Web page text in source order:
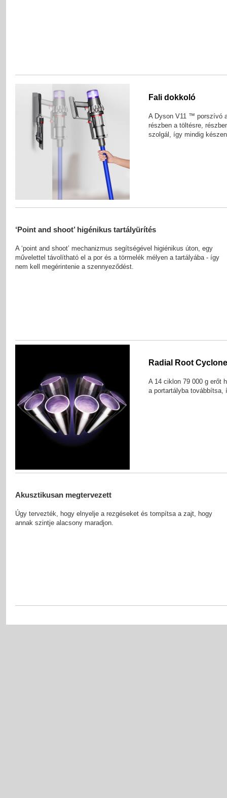
Fali dokkoló
A Dyson V11 ™ porszívó
részben a töltésre,
szolgál, így mindig
‘Point and shoot’ higénikus tartályürítés
A ‘point and shoot’ mechanizmus segítségével higiénikus úton, egy
művelettel távolítható el a por és a törmelék mélyen a tartályába - így
nem kell megérintenie a szennyeződést.
Radial Root
A 14 ciklon 79 000 g erőt
a portartályba
Akusztikusan megtervezett
Úgy tervezték, hogy elnyelje a rezgéseket és tompítsa a zajt, hogy
annak szintje alacsony maradjon.